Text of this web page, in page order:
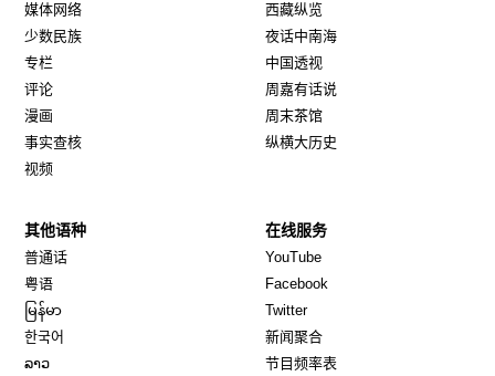
媒体网络
少数民族
专栏
评论
漫画
事实查核
视频
西藏纵览
夜话中南海
中国透视
周嘉有话说
周末茶馆
纵横大历史
其他语种
普通话
粤语
မြန်မာ
한국어
ລາວ
在线服务
YouTube
Facebook
TwitterOpens in new window
新闻聚合
节目频率表